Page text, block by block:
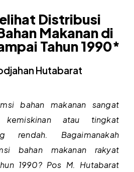
Distribusi
Makanan di
Tahun 1990*
Hutabarat
bahan makanan sangat
atau tingkat
rendah. Bagaimanakah
bahan makanan rakyat
1990? Pos M. Hutabarat